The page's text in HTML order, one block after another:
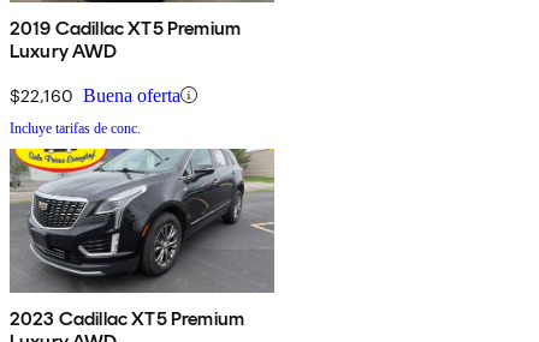
2019 Cadillac XT5 Premium
Luxury AWD
$22,160 Buena oferta
Incluye tarifas de conc.
2023 Cadillac XT5 Premium